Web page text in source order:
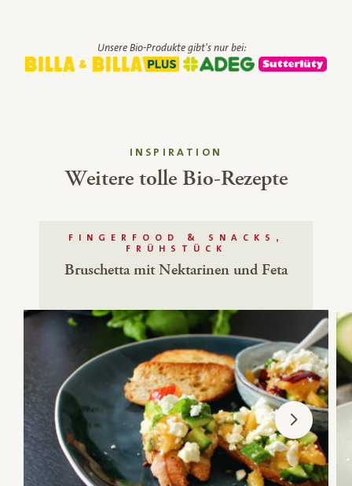
Unsere Bio-Produkte gibt's nur bei:
INSPIRATION
Weitere tolle Bio-Rezepte
FINGERFOOD & SNACKS,
FRÜHSTÜCK
Bruschetta mit Nektarinen und Feta